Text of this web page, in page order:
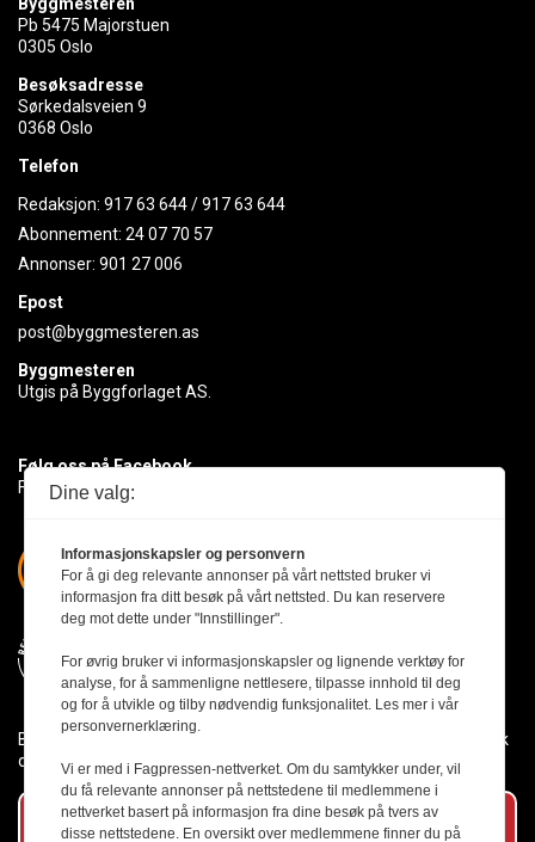
Byggmesteren
Pb 5475 Majorstuen
0305 Oslo
Besøksadresse
Sørkedalsveien 9
0368 Oslo
Telefon
Redaksjon: 917 63 644/917 63 644
Abonnement: 24 07 70 57
Annonser: 901 27 006
Epost
post@byggmesteren.as
Byggmesteren
Utgis på Byggforlaget AS.
Følg oss på Facebook
Få med deg det siste innen byggebransjen
Byggmesteren følger Vær Varsom-plakaten og presseetikken slik
den er nedfelt i Redaktørplakaten.
Abonner på vårt nyhetsbrev
Dine valg:
Informasjonskapsler og personvern
For å gi deg relevante annonser på vårt nettsted bruker vi
informasjon fra ditt besøk på vårt nettsted. Du kan reservere
deg mot dette under "Innstillinger".
For øvrig bruker vi informasjonskapsler og lignende verktøy for
analyse, for å sammenligne nettlesere, tilpasse innhold til deg
og for å utvikle og tilby nødvendig funksjonalitet. Les mer i vår
personvernerklæring.
Vi er med i Fagpressen-nettverket. Om du samtykker under, vil
du få relevante annonser på nettstedene til medlemmene i
nettverket basert på informasjon fra dine besøk på tvers av
disse nettstedene. En oversikt over medlemmene finner du på